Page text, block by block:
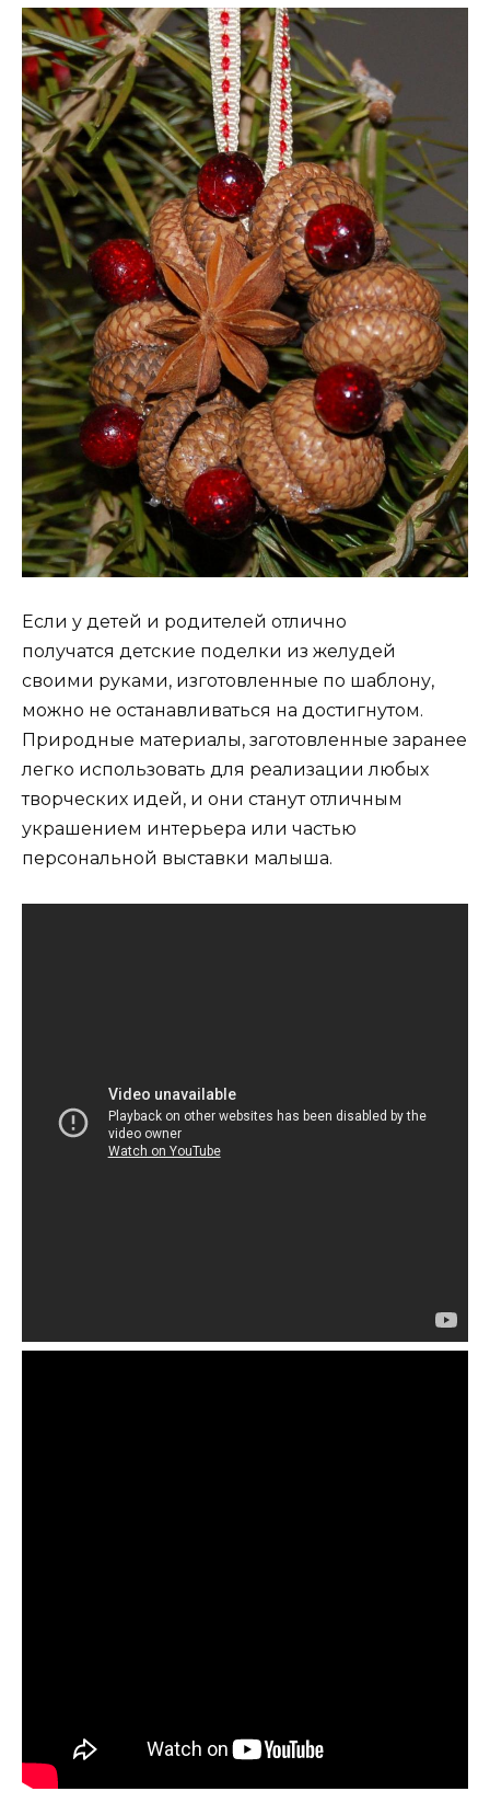
Если у детей и родителей отлично
получатся детские поделки из желудей
своими руками, изготовленные по шаблону,
можно не останавливаться на достигнутом.
Природные материалы, заготовленные заранее
легко использовать для реализации любых
творческих идей, и они станут отличным
украшением интерьера или частью
персональной выставки малыша.